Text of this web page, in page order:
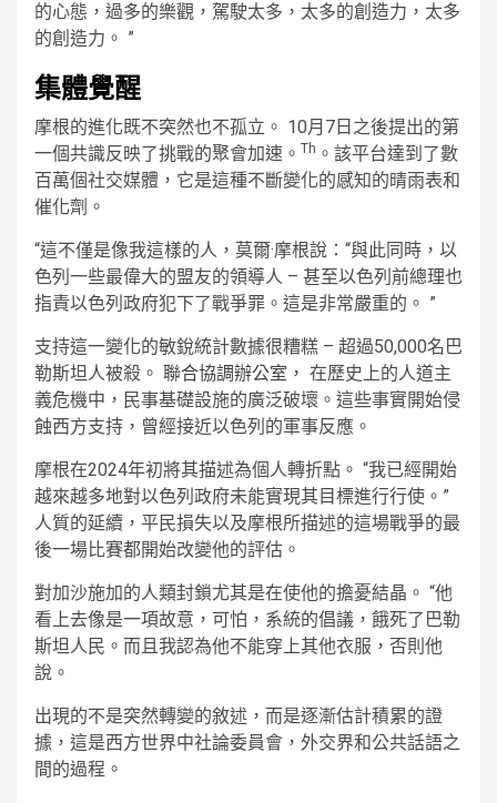
的心態，過多的樂觀，駕駛太多，太多的創造力，太多
的創造力。 ”
集體覺醒
摩根的進化既不突然也不孤立。 10月7日之後提出的第
一個共識反映了挑戰的聚會加速。 Th 。該平台達到了數
百萬個社交媒體，它是這種不斷變化的感知的晴雨表和
催化劑。
“這不僅是像我這樣的人，莫爾·摩根說：“與此同時，以
色列一些最偉大的盟友的領導人 – 甚至以色列前總理也
指責以色列政府犯下了戰爭罪。這是非常嚴重的。 ”
支持這一變化的敏銳統計數據很糟糕 – 超過50,000名巴
勒斯坦人被殺。 聯合協調辦公室， 在歷史上的人道主
義危機中，民事基礎設施的廣泛破壞。這些事實開始侵
蝕西方支持，曾經接近以色列的軍事反應。
摩根在2024年初將其描述為個人轉折點。 “我已經開始
越來越多地對以色列政府未能實現其目標進行行使。”
人質的延續，平民損失以及摩根所描述的這場戰爭的最
後一場比賽都開始改變他的評估。
對加沙施加的人類封鎖尤其是在使他的擔憂結晶。 “他
看上去像是一項故意，可怕，系統的倡議，餓死了巴勒
斯坦人民。而且我認為他不能穿上其他衣服，否則他
說。
出現的不是突然轉變的敘述，而是逐漸估計積累的證
據，這是西方世界中社論委員會，外交界和公共話語之
間的過程。